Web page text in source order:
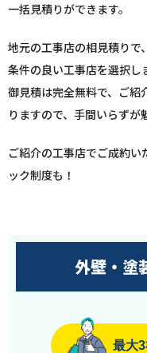
一括見積りができます。
地元の工事店の相見積りで
条件の良い工事店を選択し
御見積は完全無料で、ご紹
りますので、手間いらずが
ご紹介の工事店でご成約
ック制度も！
外壁・塗
最大